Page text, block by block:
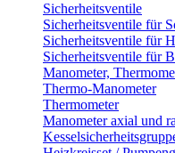
Sicherheitsventile
Sicherheitsventile für
Sicherheitsventile für
Sicherheitsventile für
Manometer,
Thermo-Manometer
Thermometer
Manometer axial und